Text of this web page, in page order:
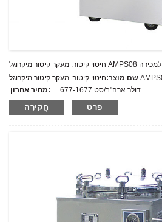
חיטוי קיטור: מעקר קיטור מיקרוגל AMPS08 למכירה
שם מוצר:
מחיר אחרון:
677-1677 דולר ארה"ב/סט
מספר דגם.:AMPS08
משקל נטו: ק"ג
חֲקִירָה פרט